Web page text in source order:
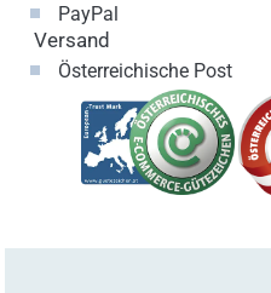
PayPal
Versand
Österreichische Post